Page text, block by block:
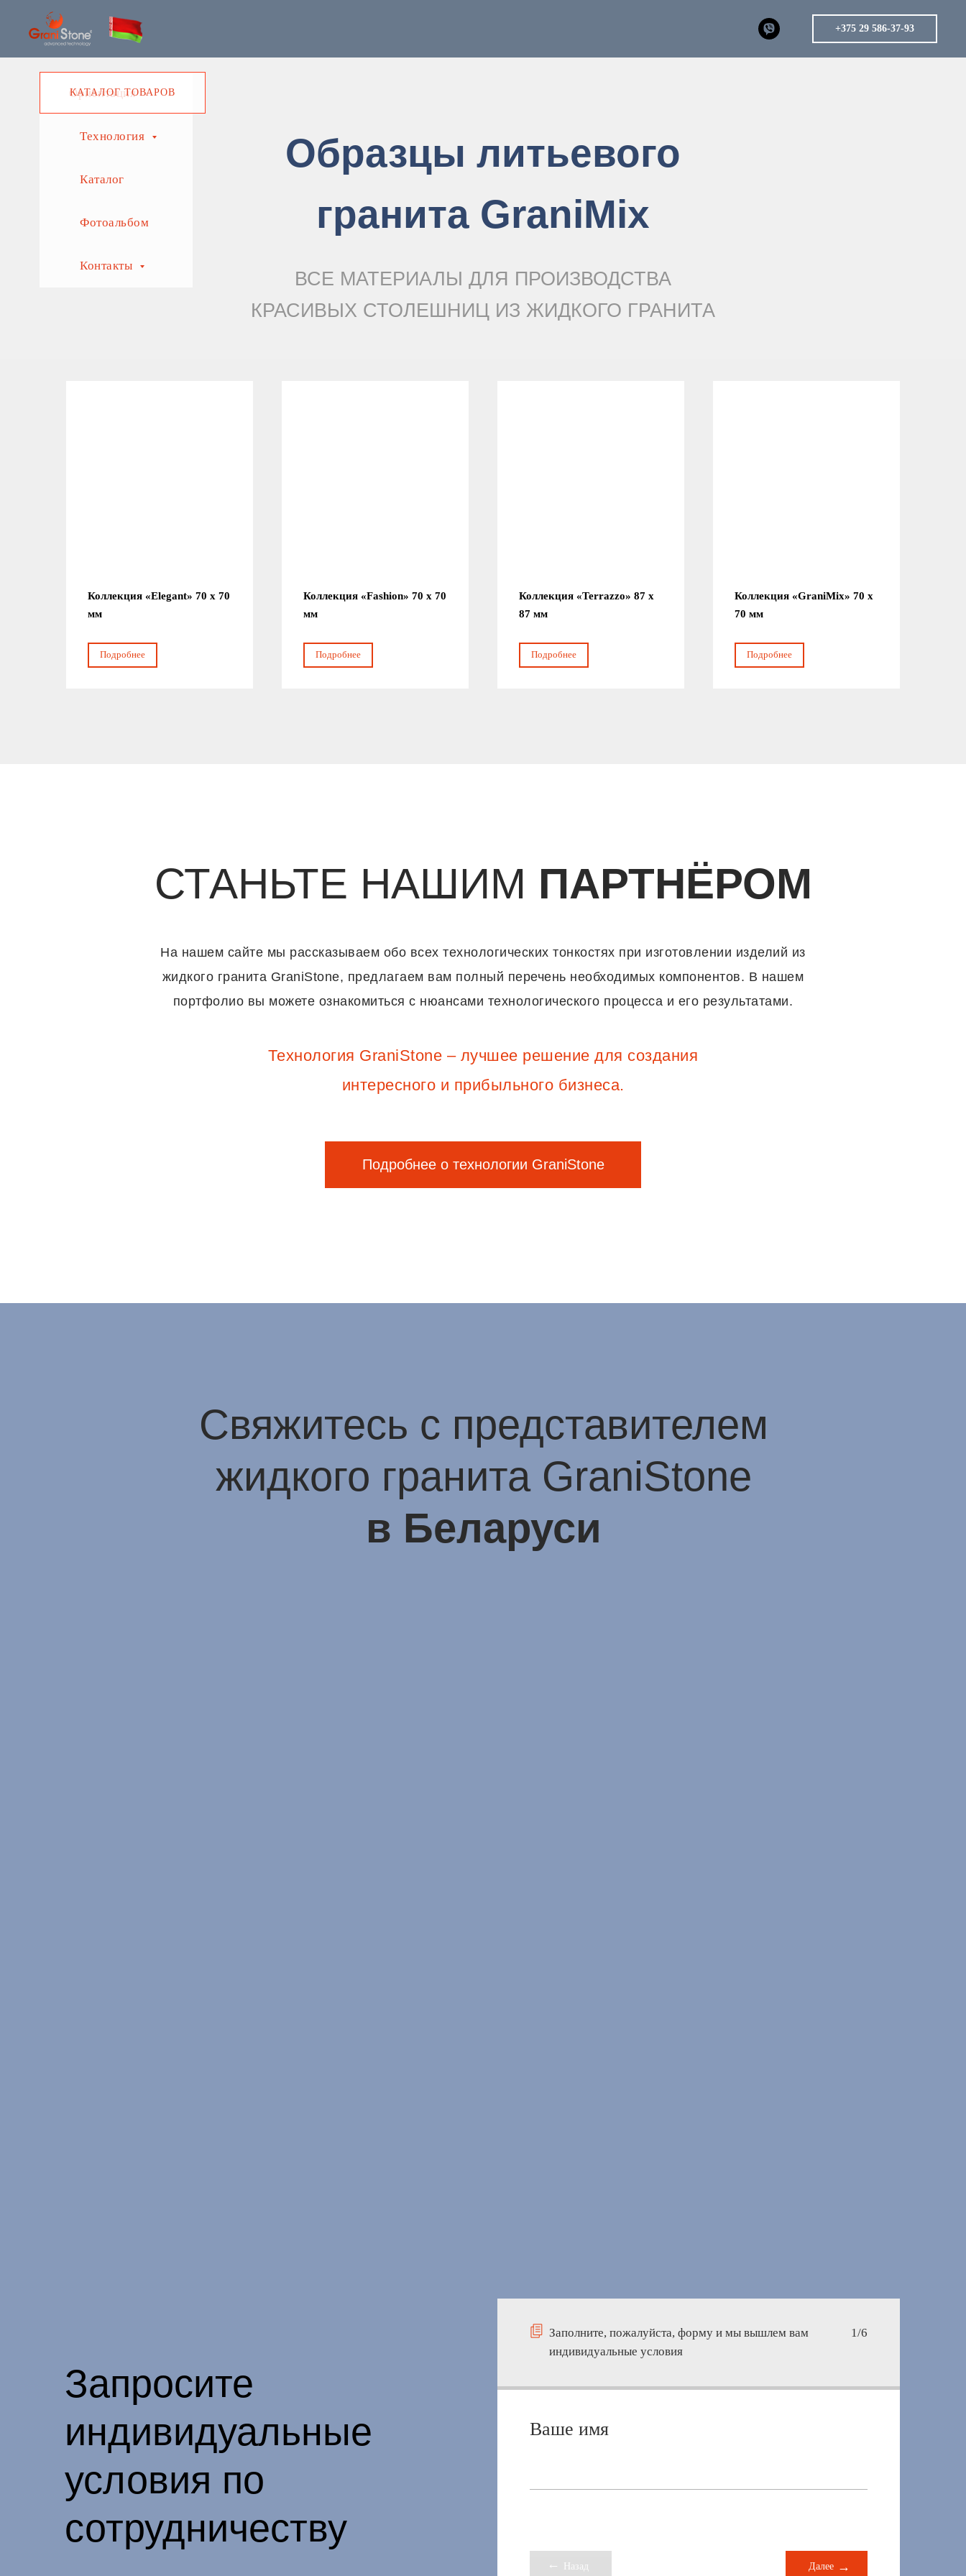
Ориентация
Технология
Каталог
Фотоальбом
Контакты
+375 29 586-37-93
Образцы литьевого
гранита GraniMix
ВСЕ МАТЕРИАЛЫ ДЛЯ ПРОИЗВОДСТВА
КРАСИВЫХ СТОЛЕШНИЦ ИЗ ЖИДКОГО ГРАНИТА
Коллекция «Elegant» 70 x 70
мм
Подробнее
Коллекция «Fashion» 70 x 70
мм
Подробнее
Коллекция «Terrazzo» 87 x
87 мм
Подробнее
Коллекция «GraniMix» 70 x
70 мм
Подробнее
КАТАЛОГ ТОВАРОВ
СТАНЬТЕ НАШИМ ПАРТНЁРОМ
На нашем сайте мы рассказываем обо всех технологических тонкостях при изготовлении изделий из
жидкого гранита GraniStone, предлагаем вам полный перечень необходимых компонентов. В нашем
портфолио вы можете ознакомиться с нюансами технологического процесса и его результатами.
Технология GraniStone – лучшее решение для создания
интересного и прибыльного бизнеса.
Подробнее о технологии GraniStone
Свяжитесь с представителем
жидкого гранита GraniStone
в Беларуси
Заполните, пожалуйста, форму и мы вышлем вам
индивидуальные условия
1/6
Ваше имя
Назад Далее
Запросите
индивидуальные
условия по
сотрудничеству